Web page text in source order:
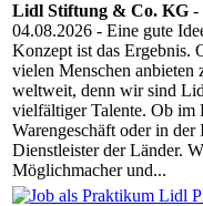
Lidl Stiftung & Co. KG -
04.08.2026 - Eine gute
Konzept ist das Ergebnis.
vielen Menschen
weltweit, denn wir sind
vielfältiger Talente. Ob
Warengeschäft oder in der
Dienstleister der Länder.
Möglichmacher und...